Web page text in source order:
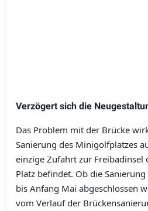
Verzögert sich die
Das Problem mit der Brücke
Sanierung des Minigolfplatzes
einzige Zufahrt zur Freibadinsel
Platz befindet. Ob die
bis Anfang Mai abgeschlossen
vom Verlauf der